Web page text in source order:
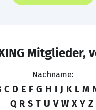
Mitglieder,
Nachname:
C D E F G H I J K L M
Q R S T U V W X Y Z